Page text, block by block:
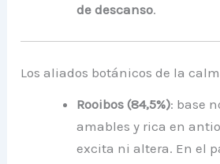
de descanso.
Los aliados botánicos de la
Rooibos (84,5%): base
amables y rica en
excita ni altera. En el